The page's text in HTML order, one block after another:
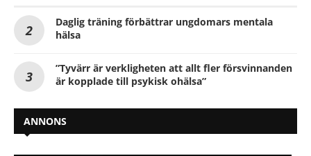
Daglig träning förbättrar ungdomars mentala
hälsa
”Tyvärr är verkligheten att allt fler försvinnanden
är kopplade till psykisk ohälsa”
ANNONS